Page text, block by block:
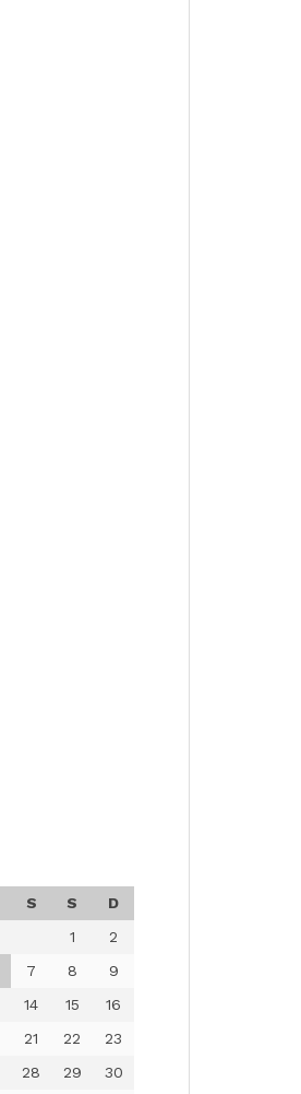
S S
D
1
2
7 8
9
14 15
16
21 22
23
28 29
30